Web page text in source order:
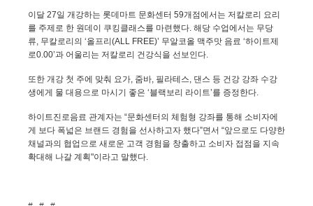
이달 27일 개강하는 롯데마트 문화센터 59개점에서는 저칼로리 요리
를 주제로 한 원데이 쿠킹클래스를 마련했다. 해당 수업에서는 무당
류, 무칼로리의 ‘올프리 (ALL FREE)’ 무알코올 맥주맛 음료 ‘하이트제
로0.00’과 어울리는 저칼로리 건강식을 선보인다.
또한 개강 첫 주에 맞춰 요가, 줌바, 필라테스, 댄스 등 건강 강좌 수강
생에게 물 대용으로 마시기 좋은 ‘블랙보리 라이트’를 증정한다.
하이트진로음료 관계자는 “문화센터의 체험형 강좌를 통해 소비자에
게 보다 폭넓은 브랜드 경험을 선사하고자 했다”면서 “앞으로도 다양한
채널과의 협업으로 새로운 고객 경험을 창출하고 소비자 접점을 지속
확대해 나갈 계획"이라고 말했다.